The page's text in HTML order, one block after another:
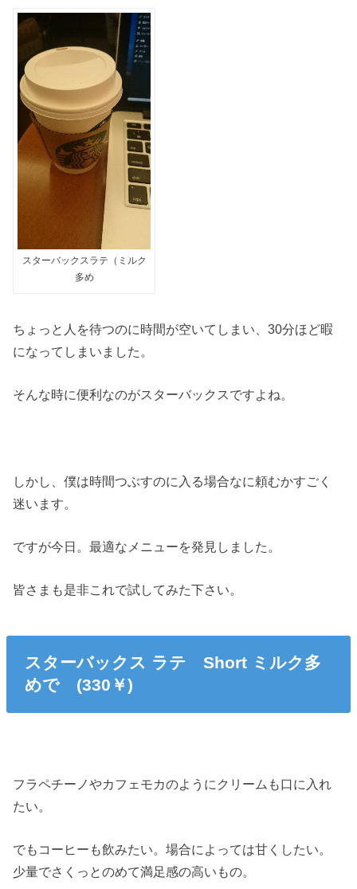
スターバックスラテ（ミルク
多め
ちょっと人を待つのに時間が空いてしまい、30分ほど暇
になってしまいました。
そんな時に便利なのがスターバックスですよね。
しかし、僕は時間つぶすのに入る場合なに頼むかすごく
迷います。
ですが今日。最適なメニューを発見しました。
皆さまも是非これで試してみた下さい。
スターバックス ラテ Short ミルク多
めで (330￥)
フラペチーノやカフェモカのようにクリームも口に入れ
たい。
でもコーヒーも飲みたい。場合によっては甘くしたい。
少量でさくっとのめて満足感の高いもの。